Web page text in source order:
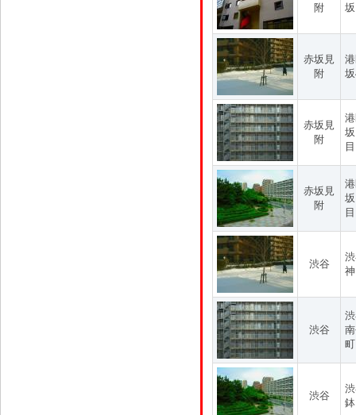
附
赤坂見
附
赤坂見
附
目
赤坂見
附
目
渋谷
渋谷
渋谷